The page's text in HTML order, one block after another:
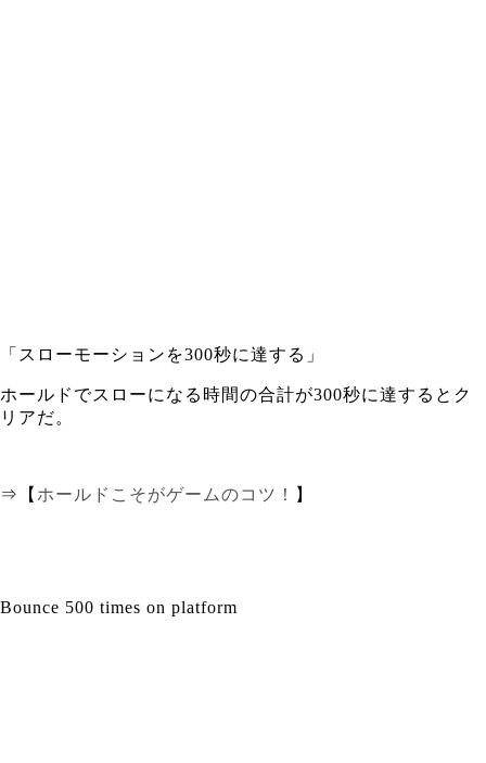
「スローモーションを300秒に達する」
ホールドでスローになる時間の合計が300秒に達するとク
リアだ。
⇒【 ホールドこそがゲームのコツ！ 】
Bounce 500 times on platform